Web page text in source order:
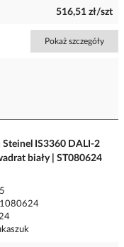
516,51 zł/szt
Pokaż szczegóły
IS3360 DALI-2
biały | ST080624